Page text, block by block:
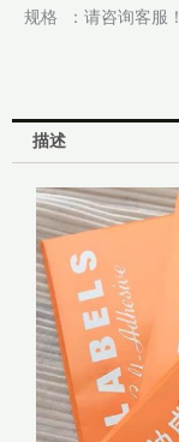
胶
标
签
分
类
贴
防
水
标
签
贴
规
规格 ：请咨询客服！
描述